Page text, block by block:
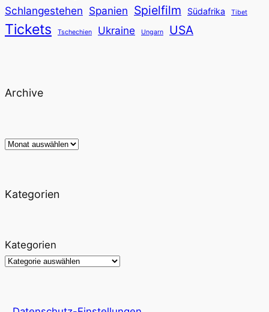
Schlangestehen Spanien Spielfilm Südafrika Tibet
Tickets Tschechien Ukraine Ungarn USA
Archive
Archiv
Kategorien
Kategorien